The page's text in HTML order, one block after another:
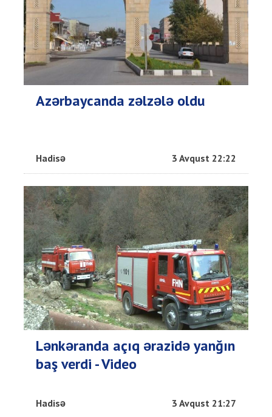
Azərbaycanda zəlzələ oldu
Hadisə 3 Avqust 22:22
Lənkəranda açıq ərazidə yanğın
baş verdi - Video
Hadisə 3 Avqust 21:27